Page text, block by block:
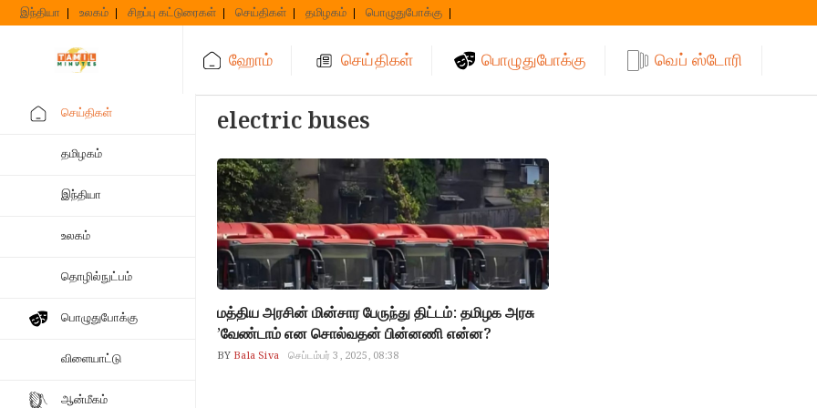
Skip
to
இந்தியா உலகம் சிறப்பு கட்டுரைகள் செய்திகள் தமிழகம் பொழுதுபோக்கு
ஹோம் செய்திகள் பொழுதுபோக்கு வெப் ஸ்டோரி
செய்திகள்
தமிழகம்
இந்தியா
உலகம்
தொழில்நுட்பம்
பொழுதுபோக்கு
விளையாட்டு
ஆன்மீகம்
electric buses
மத்திய அரசின் மின்சார பேருந்து திட்டம்: தமிழக அரசு
’வேண்டாம் என சொல்வதன் பின்னணி என்ன?
BY Bala Siva செப்டம்பர் 3, 2025, 08:38